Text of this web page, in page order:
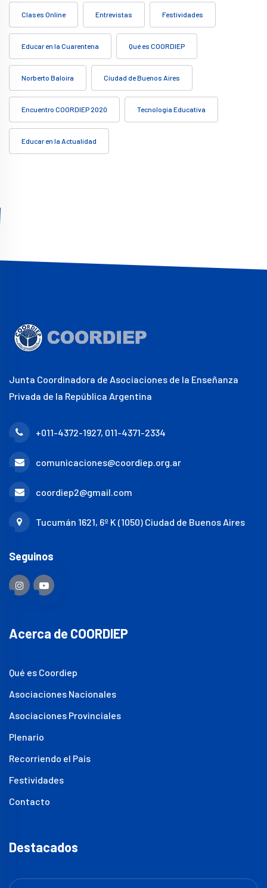
Clases Online Entrevistas Festividades
Educar en la Cuarentena Qué es COORDIEP
Norberto Baloira Ciudad de Buenos Aires
Encuentro COORDIEP 2020 Tecnología Educativa
Educar en la Actualidad
Junta Coordinadora de Asociaciones de la Enseñanza
Privada de la República Argentina
+011-4372-1927, 011-4371-2334
comunicaciones@coordiep.org.ar
coordiep2@gmail.com
Tucumán 1621, 6º K (1050) Ciudad de Buenos Aires
Seguinos
Acerca de COORDIEP
Qué es Coordiep
Asociaciones Nacionales
Asociaciones Provinciales
Plenario
Recorriendo el País
Festividades
Contacto
Destacados